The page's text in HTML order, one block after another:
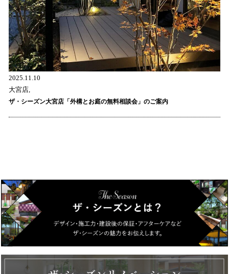
2025.11.10
大宮店,
ザ・シーズン大宮店「外構とお庭の無料相談会」のご案内